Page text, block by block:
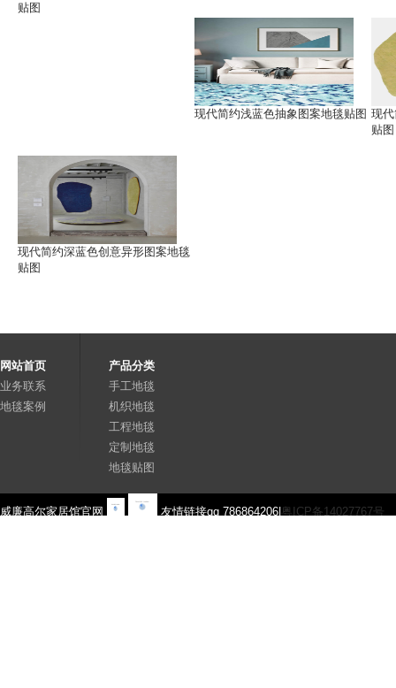
贴图
现代简约浅蓝色抽象图案地毯贴图 现
贴图
现代简约深蓝色创意异形图案地毯
贴图
网站首页
业务联系
地毯案例
产品分类
手工地毯
机织地毯
工程地毯
定制地毯
地毯贴图
威廉高尔家居馆官网 友情链接qq 786864206| 粤ICP备14027767号